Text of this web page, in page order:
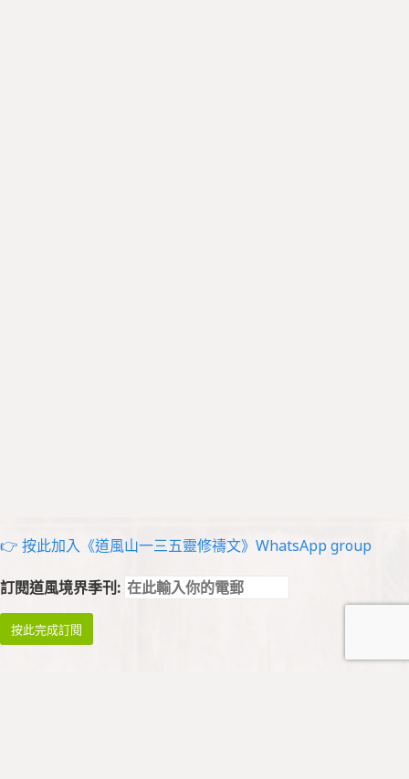
👉 按此加入《道風山一三五靈修禱文》WhatsApp group
訂閱道風境界季刊: